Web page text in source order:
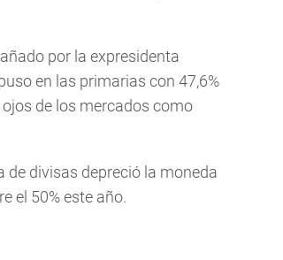
por la expresidenta
en las primarias con 47,6%
de los mercados como
de divisas depreció la moneda
el 50% este año.